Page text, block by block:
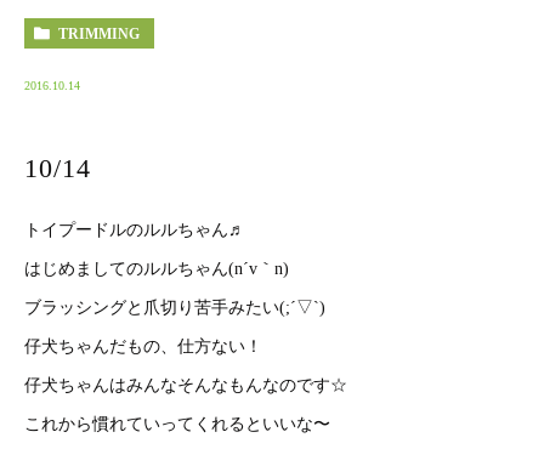
TRIMMING
2016.10.14
10/14
トイプードルのルルちゃん♬
はじめましてのルルちゃん(n´v｀n)
ブラッシングと爪切り苦手みたい(;´▽`)
仔犬ちゃんだもの、仕方ない！
仔犬ちゃんはみんなそんなもんなのです☆
これから慣れていってくれるといいな〜